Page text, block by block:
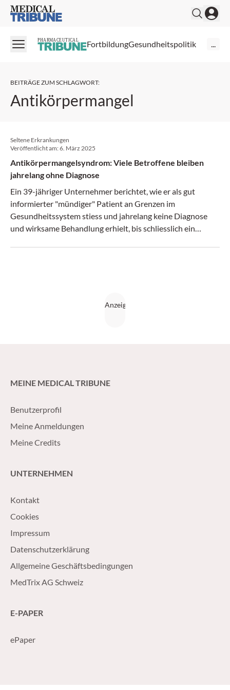
Medical Tribune
PHARMACEUTICAL FortbildungGesundheitspolitik ...
BEITRÄGE ZUM SCHLAGWORT:
Antikörpermangel
Seltene Erkrankungen
Veröffentlicht am:6. März 2025
Antikörpermangelsyndrom: Viele Betroffene bleiben
jahrelang ohne Diagnose
Ein 39-jähriger Unternehmer berichtet, wie er als gut
informierter "mündiger" Patient an Grenzen im
Gesundheitssystem stiess und jahrelang keine Diagnose
und wirksame Behandlung erhielt, bis schliesslich ein
MEINE MEDICAL TRIBUNE
Benutzerprofil
Meine Anmeldungen
Meine Credits
UNTERNEHMEN
Kontakt
Cookies
Impressum
Datenschutzerklärung
Allgemeine Geschäftsbedingungen
MedTrix AG Schweiz
E-PAPER
ePaper